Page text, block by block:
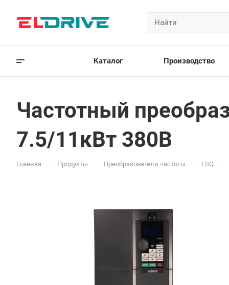
Каталог Производство
Частотный
7.5/11кВт 380В
Главная — Продукты — Преобразователи частоты — ESQ —